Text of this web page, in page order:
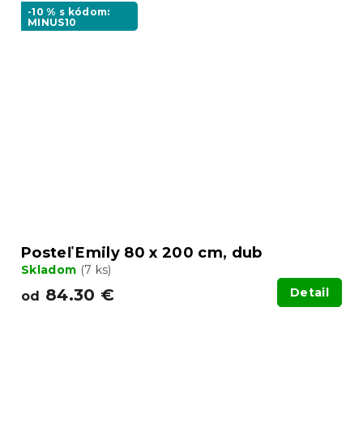
-10 % s kódom:
MINUS10
Posteľ Emily 80 x 200 cm, dub
Skladom (7 ks)
od 84.30 € Detail